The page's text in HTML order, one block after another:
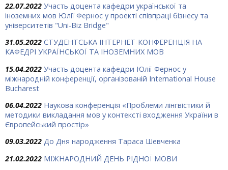
22.07.2022 Участь доцента кафедри української та
іноземних мов Юлії Фернос у проекті співпраці бізнесу та
університетів "Uni-Biz Bridge"
31.05.2022 СТУДЕНТСЬКА ІНТЕРНЕТ-КОНФЕРЕНЦІЯ НА
КАФЕДРІ УКРАЇНСЬКОЇ ТА ІНОЗЕМНИХ МОВ
15.04.2022 Участь доцента кафедри Юлії Фернос у
міжнародній конференції, організованій International House
Bucharest
06.04.2022 Наукова конференція «Проблеми лінгвістики й
методики викладання мов у контексті входження України в
Європейський простір»
09.03.2022 До Дня народження Тараса Шевченка
21.02.2022 МІЖНАРОДНИЙ ДЕНЬ РІДНОЇ МОВИ